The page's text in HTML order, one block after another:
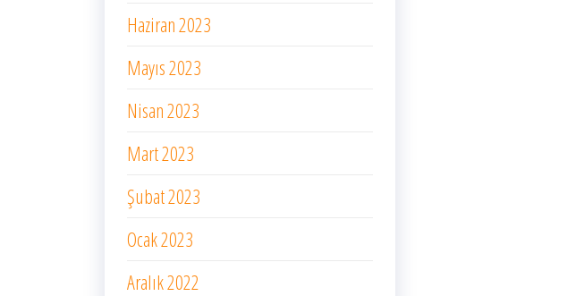
Haziran 2023
Mayıs 2023
Nisan 2023
Mart 2023
Şubat 2023
Ocak 2023
Aralık 2022